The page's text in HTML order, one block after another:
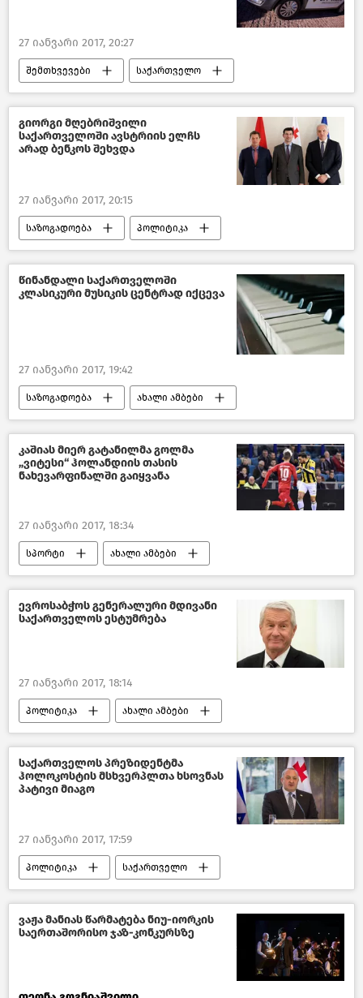
27 იანვარი 2017, 20:27
შემთხვევები საქართველო
გიორგი მღებრიშვილი
საქართველოში ავსტრიის ელჩს
არად ბენკოს შეხვდა
27 იანვარი 2017, 20:15
საზოგადოება პოლიტიკა
ახალი ამბები საქართველო
წინანდალი საქართველოში
კლასიკური მუსიკის ცენტრად იქცევა
27 იანვარი 2017, 19:42
საზოგადოება ახალი ამბები
საქართველო
კაშიას მიერ გატანილმა გოლმა
„ვიტესი“ ჰოლანდიის თასის
ნახევარფინალში გაიყვანა
27 იანვარი 2017, 18:34
სპორტი ახალი ამბები
ევროსაბჭოს გენერალური მდივანი
საქართველოს ესტუმრება
27 იანვარი 2017, 18:14
პოლიტიკა ახალი ამბები
საქართველო
საქართველოს პრეზიდენტმა
ჰოლოკოსტის მსხვერპლთა ხსოვნას
პატივი მიაგო
27 იანვარი 2017, 17:59
პოლიტიკა საქართველო
ვაჟა მანიას წარმატება ნიუ-იორკის
საერთაშორისო ჯაზ-კონკურსზე